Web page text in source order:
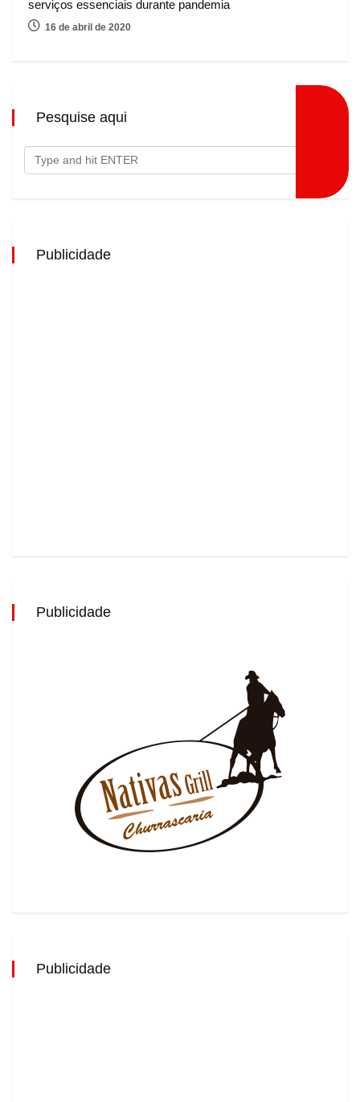
serviços essenciais durante pandemia
16 de abril de 2020
Pesquise aqui
Publicidade
Publicidade
Publicidade